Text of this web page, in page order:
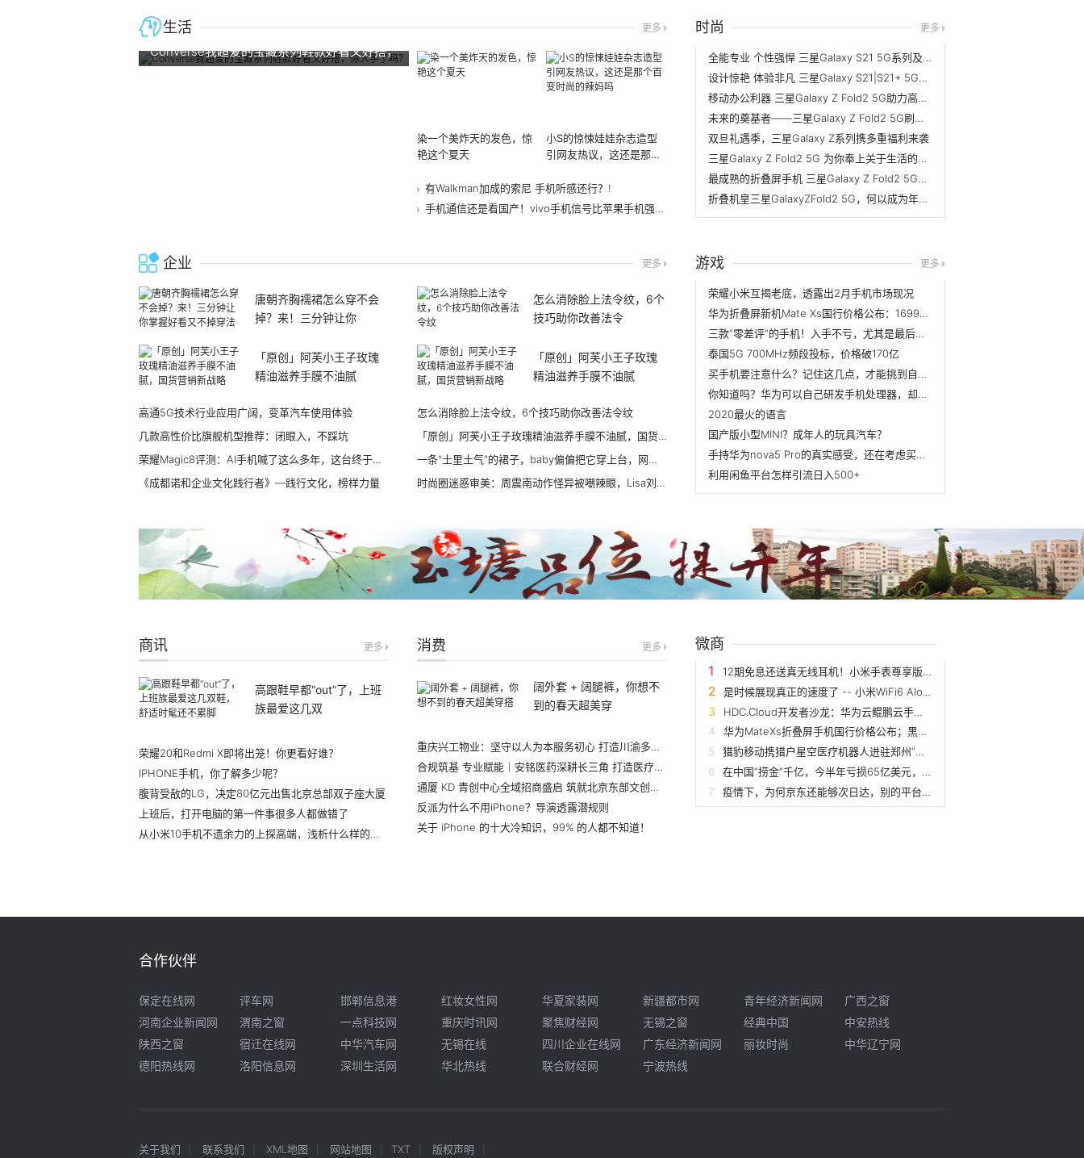
生活 更多
Converse我超爱的宝藏系列鞋款好看又好搭，
染一个美炸天的发色，惊
艳这个夏天
小S的惊悚娃娃杂志造型
引网友热议，这还是那个
有Walkman加成的索尼 手机听感还行？!
手机通信还是看国产！vivo手机信号比苹果手机强太多！!
时尚 更多
全能专业 个性强悍 三星Galaxy S21 5G系列及生态新品中国发布
设计惊艳 体验非凡 三星Galaxy S21|S21+ 5G尽情释放每刻魅力
移动办公利器 三星Galaxy Z Fold2 5G助力高效人生
未来的奠基者——三星Galaxy Z Fold2 5G刷新行业高度
双旦礼遇季，三星Galaxy Z系列携多重福利来袭
三星Galaxy Z Fold2 5G 为你奉上关于生活的减法哲学
最成熟的折叠屏手机 三星Galaxy Z Fold2 5G综合实力第一
折叠机皇三星GalaxyZFold2 5G，何以成为年末赠礼首选？
企业 更多
唐朝齐胸襦裙怎么穿不会
掉？来！三分钟让你
「原创」阿芙小王子玫瑰
精油滋养手膜不油腻
高通5G技术行业应用广阔，变革汽车使用体验
几款高性价比旗舰机型推荐：闭眼入，不踩坑
荣耀Magic8评测：AI手机喊了这么多年，这台终于像个“管家”了
《成都诺和企业文化践行者》—践行文化，榜样力量
怎么消除脸上法令纹，6个
技巧助你改善法令
「原创」阿芙小王子玫瑰
精油滋养手膜不油腻
怎么消除脸上法令纹，6个技巧助你改善法令纹
「原创」阿芙小王子玫瑰精油滋养手膜不油腻，国货营销新战略
一条"土里土气”的裙子，baby偏偏把它穿上台，网友：完美驾驭
时尚圈迷惑审美：周震南动作怪异被嘲辣眼，Lisa刘海涂油颜值暴跌
游戏 更多
荣耀小米互揭老底，透露出2月手机市场现况
华为折叠屏新机Mate Xs国行价格公布：16999元，3月5日正式开售
三款“零差评”的手机！入手不亏，尤其是最后的iPhone
泰国5G 700MHz频段投标，价格破170亿
买手机要注意什么？记住这几点，才能挑到自己心仪的手机
你知道吗？华为可以自己研发手机处理器，却无法自己生产
2020最火的语言
国产版小型MINI？成年人的玩具汽车？
手持华为nova5 Pro的真实感受，还在考虑买不买的可以进来看看
利用闲鱼平台怎样引流日入500+
商讯 更多
高跟鞋早都“out”了，上班
族最爱这几双
荣耀20和Redmi X即将出笼！你更看好谁？
IPHONE手机，你了解多少呢？
腹背受敌的LG，决定80亿元出售北京总部双子座大厦
上班后，打开电脑的第一件事很多人都做错了
从小米10手机不遗余力的上探高端，浅析什么样的手机才是高端手机
消费 更多
阔外套 + 阔腿裤，你想不
到的春天超美穿
重庆兴工物业：坚守以人为本服务初心 打造川渝多业态一体化综合后勤服务商
合规筑基 专业赋能｜安铭医药深耕长三角 打造医疗流通服务标杆
通厦 KD 青创中心全域招商盛启 筑就北京东部文创科创青年创业新高地
反派为什么不用iPhone？导演透露潜规则
关于 iPhone 的十大冷知识，99% 的人都不知道！
微商
12期免息还送真无线耳机！小米手表尊享版预售就跳水？
是时候展现真正的速度了 -- 小米WiFi6 AIoT路由器AX3600评测
HDC.Cloud开发者沙龙：华为云鲲鹏云手机架构解密
华为MateXs折叠屏手机国行价格公布；黑鲨3安兔兔跑分突破62万
猎豹移动携猎户星空医疗机器人进驻郑州“小汤山医院”
在中国“捞金”千亿，今半年亏损65亿美元，孙正义能走出困境吗？
疫情下，为何京东还能够次日达，别的平台甚至都不会发货。
合作伙伴
保定在线网 评车网 邯郸信息港 红妆女性网 华夏家装网 新疆都市网 青年经济新闻网
广西之窗
河南企业新闻网
渭南之窗 一点科技网 重庆时讯网 聚焦财经网 无锡之窗 经典中国
中安热线
陕西之窗
宿迁在线网 中华汽车网 无锡在线 四川企业在线网 广东经济新闻网 丽妆时尚
中华辽宁网
德阳热线网
洛阳信息网 深圳生活网 华北热线 联合财经网 宁波热线
关于我们 联系我们 XML地图 网站地图 TXT 版权声明